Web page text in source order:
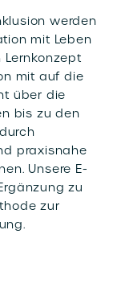
werden
mit Leben
mit auf die
über die
bis zu den
praxisnahe
Unsere E-
zu
zur